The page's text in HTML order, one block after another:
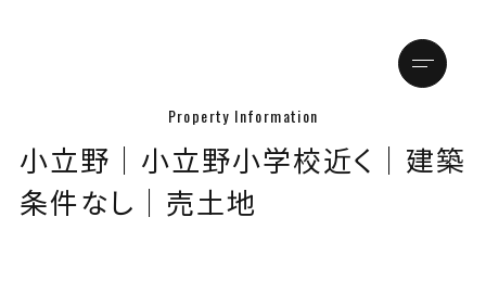
メニュ
トップページ
店舗情報
小立野│小立野小学校近く│建築
条件なし│売土地